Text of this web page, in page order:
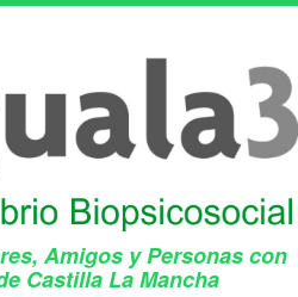
Amigos y Personas con
Castilla La Mancha